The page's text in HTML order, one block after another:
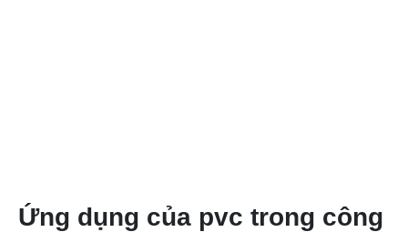
Ứng dụng của pvc trong công